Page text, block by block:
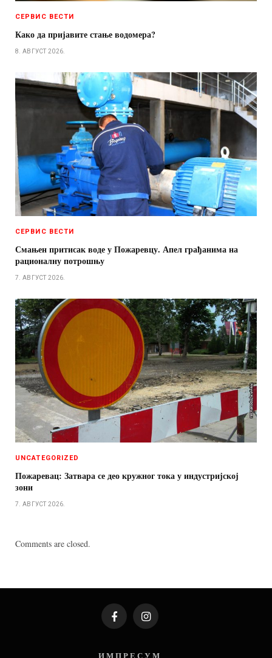
СЕРВИС ВЕСТИ
Како да пријавите стање водомера?
8. АВГУСТ 2026.
СЕРВИС ВЕСТИ
Смањен притисак воде у Пожаревцу. Апел грађанима на
рационалну потрошњу
7. АВГУСТ 2026.
UNCATEGORIZED
Пожаревац: Затвара се део кружног тока у индустријској
зони
7. АВГУСТ 2026.
Comments are closed.
FacebookInstagram
И М П Р Е С У М